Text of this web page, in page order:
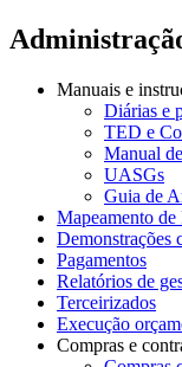
Manuais e
Diárias e
TED e
Manual
UASGs
Guia de
Mapeamento de
Demonstrações
Pagamentos
Relatórios de
Terceirizados
Execução
Compras e